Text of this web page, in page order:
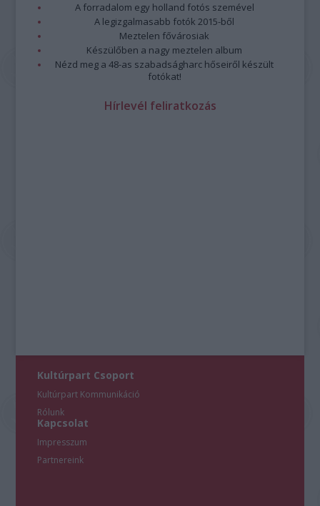
A forradalom egy holland fotós szemével
A legizgalmasabb fotók 2015-ből
Meztelen fővárosiak
Készülőben a nagy meztelen album
Nézd meg a 48-as szabadságharc hőseiről készült
fotókat!
Hírlevél feliratkozás
Kultúrpart Csoport
Kultúrpart Kommunikáció
Rólunk
Kapcsolat
Impresszum
Partnereink